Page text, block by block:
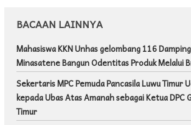
BACAAN LAINNYA
Mahasiswa KKN Unhas gelombang 116
Minasatene Bangun Odentitas Produk Melalui
Sekertaris MPC Pemuda Pancasila Luwu Timur
kepada Ubas Atas Amanah sebagai Ketua DPC
Timur